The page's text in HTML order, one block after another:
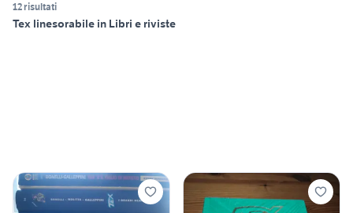
12 risultati
Tex linesorabile in Libri e riviste